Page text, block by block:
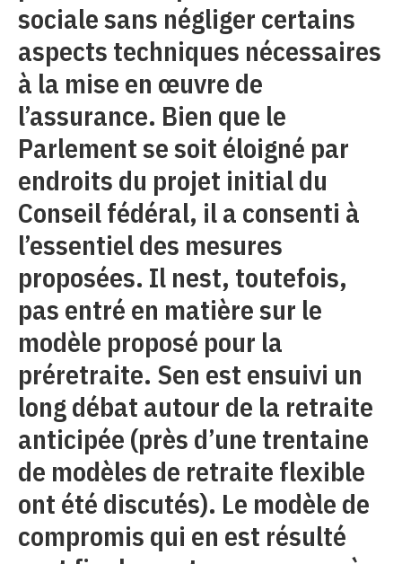
sociale sans négliger certains
aspects techniques nécessaires
à la mise en œuvre de
l’assurance. Bien que le
Parlement se soit éloigné par
endroits du projet initial du
Conseil fédéral, il a consenti à
l’essentiel des mesures
proposées. Il nest, toutefois,
pas entré en matière sur le
modèle proposé pour la
préretraite. Sen est ensuivi un
long débat autour de la retraite
anticipée (près d’une trentaine
de modèles de retraite flexible
ont été discutés). Le modèle de
compromis qui en est résulté